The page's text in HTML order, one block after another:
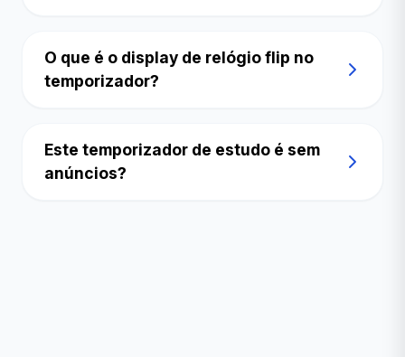
O que é o display de relógio flip no
temporizador?
Este temporizador de estudo é sem
anúncios?